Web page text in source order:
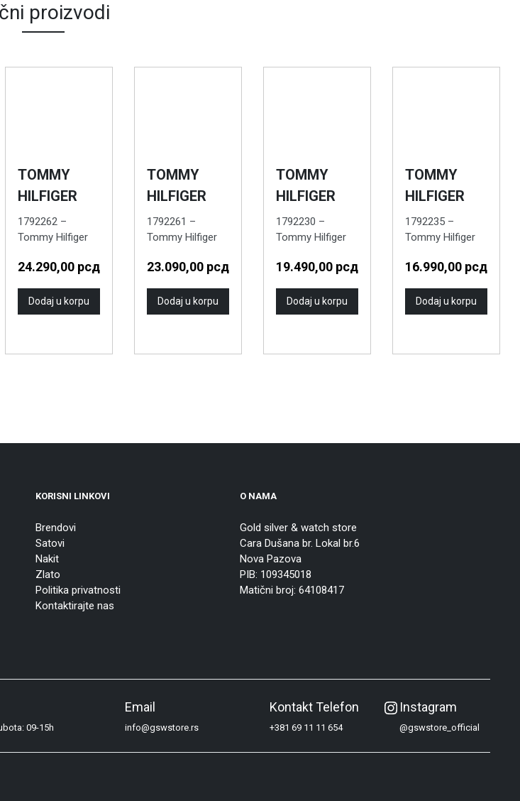
proizvodi
TOMMY
HILFIGER
1792262 –
Tommy Hilfiger
24.290,00 рсд
Dodaj u korpu
TOMMY
HILFIGER
1792261 –
Tommy Hilfiger
23.090,00 рсд
Dodaj u korpu
TOMMY
HILFIGER
1792230 –
Tommy Hilfiger
19.490,00 рсд
Dodaj u korpu
TOMMY
HILFIGER
1792235 –
Tommy Hilfiger
16.990,00 рсд
Dodaj u korpu
KORISNI LINKOVI
Brendovi
Satovi
Nakit
Zlato
Politika privatnosti
Kontaktirajte nas
O NAMA
Gold silver & watch store
Cara Dušana br. Lokal br.6
Nova Pazova
PIB: 109345018
Matični broj: 64108417
09-15h
Email
info@gswstore.rs
Kontakt Telefon
+381 69 11 11 654
Instagram
@gswstore_official